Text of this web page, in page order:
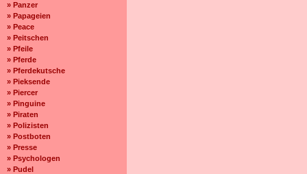
» Panzer
» Papageien
» Peace
» Peitschen
» Pfeile
» Pferde
» Pferdekutsche
» Pieksende
» Piercer
» Pinguine
» Piraten
» Polizisten
» Postboten
» Presse
» Psychologen
» Pudel